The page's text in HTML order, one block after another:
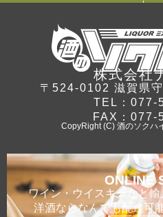
株式会社
〒524-0102 滋賀県
TEL：077-
FAX：077-
CopyRight (C) 酒のソクハ
ONLINE
ワイン・ウイスキーなど輸
洋酒ならなんでも配達可